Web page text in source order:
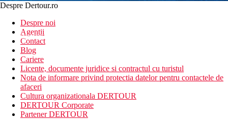
newsletter!
Despre Dertour.ro
Despre noi
Agentii
Contact
Blog
Cariere
Licente, documente juridice si contractul cu turistul
Nota de informare privind protectia datelor pentru contactele de
afaceri
Cultura organizationala DERTOUR
DERTOUR Corporate
Partener DERTOUR